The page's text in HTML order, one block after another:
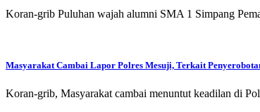
Koran-grib Puluhan wajah alumni SMA 1 Simpang
Masyarakat Cambai Lapor Polres Mesuji, Terkait
Koran-grib, Masyarakat cambai menuntut keadilan di